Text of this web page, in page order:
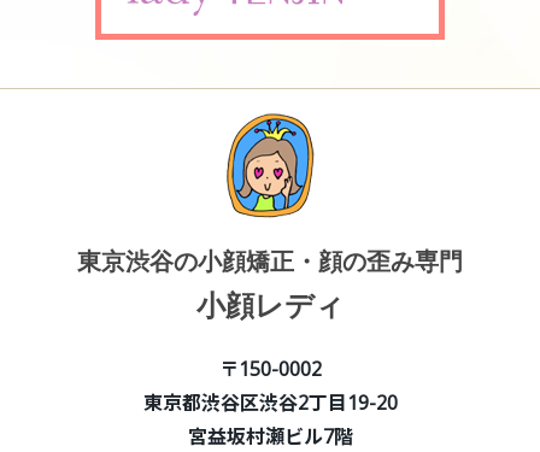
東京渋谷の小顔矯正・顔の歪み専門
小顔レディ
〒150-0002
東京都渋谷区渋谷2丁目19-20
宮益坂村瀬ビル7階